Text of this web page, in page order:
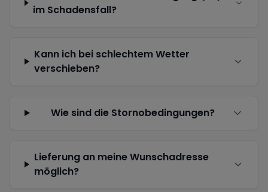
im Schadensfall?
Kann ich bei schlechtem Wetter
verschieben?
Wie sind die Stornobedingungen?
Lieferung an meine Wunschadresse
möglich?